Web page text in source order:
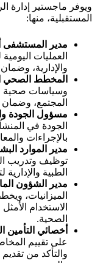
ويوفر ماجستير إدارة
المستقبلية، منها:
مدير المستشفى
العمليات
والإدارية،
المخطط الصحي
وسياسات صحية
المجتمع،
مسؤول الجودة
الجودة في
بالإجراءات
مدير الموارد
توظيف وتدريب
الطبية
مدير الشؤون
الميزانيات،
الاستخدام
الصحية.
أخصائي التأمين
على تقييم
والتأكد من